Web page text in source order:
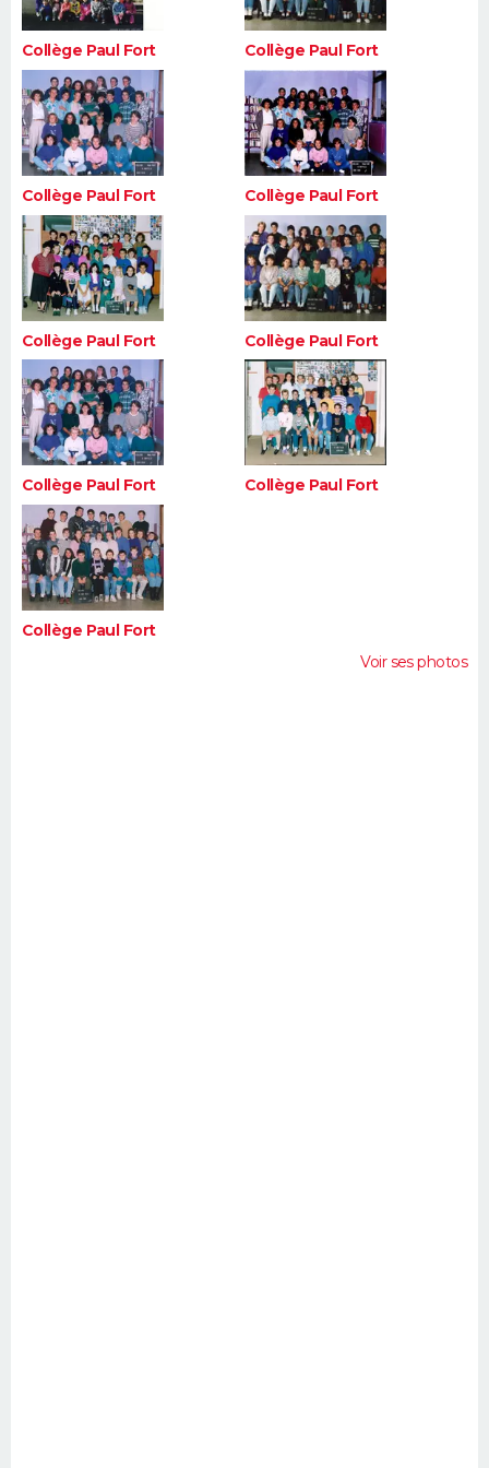
Collège Paul Fort Collège Paul Fort
Collège Paul Fort Collège Paul Fort
Collège Paul Fort Collège Paul Fort
Collège Paul Fort Collège Paul Fort
Collège Paul Fort
Voir ses photos